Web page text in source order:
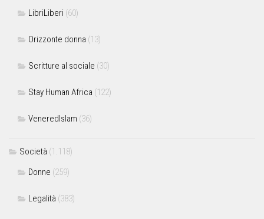
LibriLiberi (60)
Orizzonte donna (13)
Scritture al sociale (30)
Stay Human Africa (122)
VeneredIslam (36)
Società (1.118)
Donne (259)
Legalità (383)